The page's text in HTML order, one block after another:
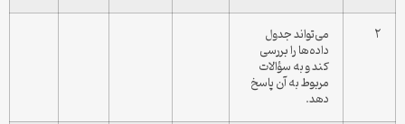
۲
می‌تواند جدول
داده‌ها را بررسی
کند و به سؤالات
مربوط به آن پاسخ
دهد.